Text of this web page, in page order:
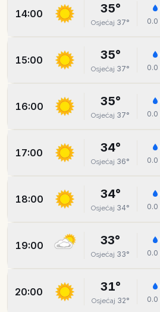
14:00 35°
Osjećaj 37° 0.0
15:00 35°
Osjećaj 37° 0.0
16:00 35°
Osjećaj 37° 0.0
17:00 34°
Osjećaj 36° 0.0
18:00 34°
Osjećaj 34° 0.0
19:00 33°
Osjećaj 33° 0.0
20:00 31°
Osjećaj 32° 0.0